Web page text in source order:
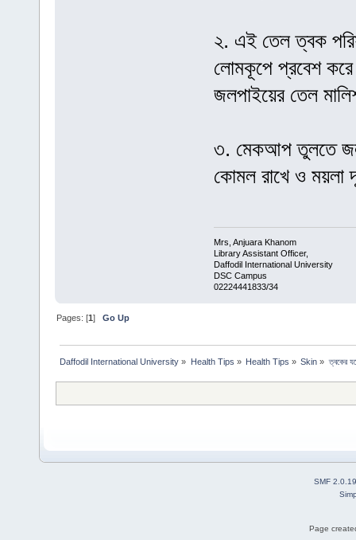
২. এই তেল ত্বক
লোমকূপে প্রবেশ
জলপাইয়ের তেল
৩. মেকআপ তুলতে
কোমল রাখে ও ময়লা
Mrs, Anjuara Khanom
Library Assistant Officer,
Daffodil International University
DSC Campus
02224441833/34
Pages: [1]Go Up
Daffodil International University » Health Tips » Health Tips » Skin » ত্বকের
SMF 2.0.19
Page